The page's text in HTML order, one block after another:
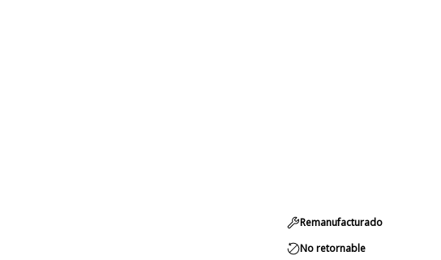
Remanufacturado
No retornable